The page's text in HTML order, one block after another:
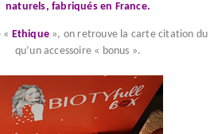
naturels, fabriqués en France.
« Ethique », on retrouve la carte citation
qu’un accessoire « bonus ».